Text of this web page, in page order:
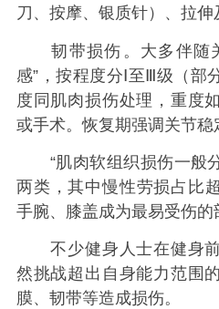
刀、按摩、银质针）、拉伸
韧带损伤‌。大多伴随
感”，按程度分Ⅰ至Ⅲ级（部
度同肌肉损伤处理，重度
或手术。恢复期强调关节稳
“肌肉软组织损伤一般
两类，其中慢性劳损占比
手腕、膝盖成为最易受伤的
不少健身人士在健身前
然挑战超出自身能力范围
膜、韧带等造成损伤。